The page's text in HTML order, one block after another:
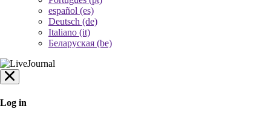
español (es)
Deutsch (de)
Italiano (it)
Беларуская (be)
Log in